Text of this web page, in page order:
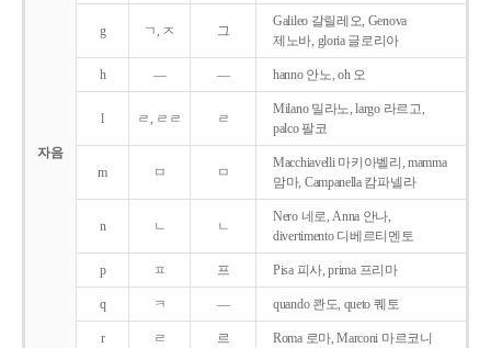
자음
g ㄱ, ㅈ 그
Galileo 갈릴레오, Genova
제노바, gloria 글로리아
h ― ― hanno 안노, oh 오
l ㄹ, ㄹㄹ ㄹ
Milano 밀라노, largo 라르고,
palco 팔코
m ㅁ ㅁ
Macchiavelli 마키아벨리, mamma
맘마, Campanella 캄파넬라
n ㄴ ㄴ
Nero 네로, Anna 안나,
divertimento 디베르티멘토
p ㅍ 프 Pisa 피사, prima 프리마
q ㅋ ― quando 콴도, queto 퀘토
r ㄹ 르 Roma 로마, Marconi 마르코니